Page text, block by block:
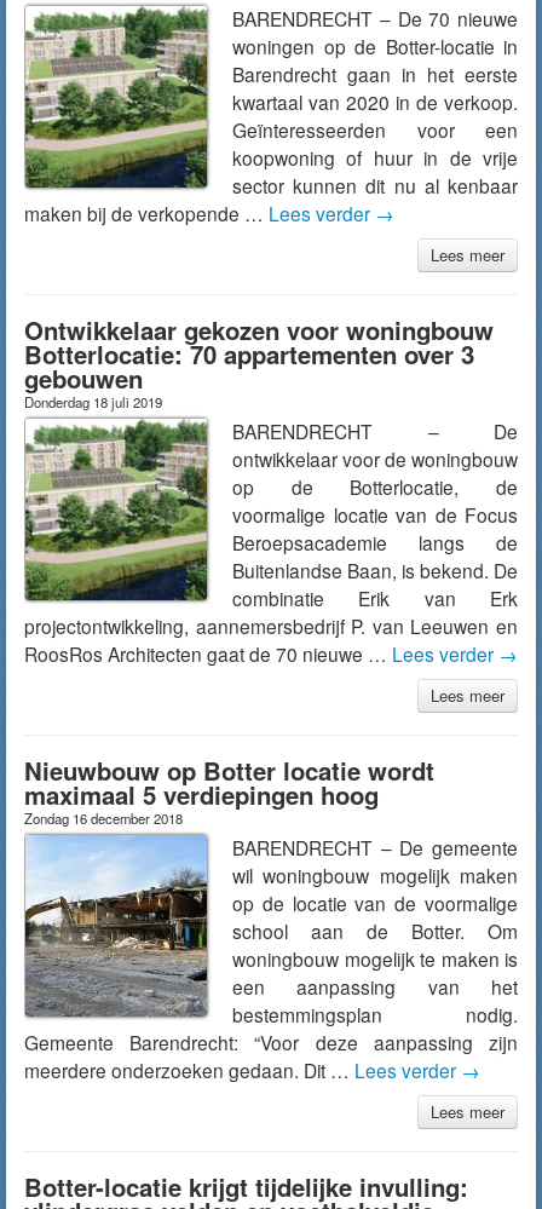
BARENDRECHT – De 70 nieuwe
woningen op de Botter-locatie in
Barendrecht gaan in het eerste
kwartaal van 2020 in de verkoop.
Geïnteresseerden voor een
koopwoning of huur in de vrije
sector kunnen dit nu al kenbaar
maken bij de verkopende … Lees verder →
Lees meer
Ontwikkelaar gekozen voor woningbouw
Botterlocatie: 70 appartementen over 3
gebouwen
Donderdag 18 juli 2019
BARENDRECHT – De
ontwikkelaar voor de woningbouw
op de Botterlocatie, de
voormalige locatie van de Focus
Beroepsacademie langs de
Buitenlandse Baan, is bekend. De
combinatie Erik van Erk
projectontwikkeling, aannemersbedrijf P. van Leeuwen en
RoosRos Architecten gaat de 70 nieuwe … Lees verder →
Lees meer
Nieuwbouw op Botter locatie wordt
maximaal 5 verdiepingen hoog
Zondag 16 december 2018
BARENDRECHT – De gemeente
wil woningbouw mogelijk maken
op de locatie van de voormalige
school aan de Botter. Om
woningbouw mogelijk te maken is
een aanpassing van het
bestemmingsplan nodig.
Gemeente Barendrecht: “Voor deze aanpassing zijn
meerdere onderzoeken gedaan. Dit … Lees verder →
Lees meer
Botter-locatie krijgt tijdelijke invulling: